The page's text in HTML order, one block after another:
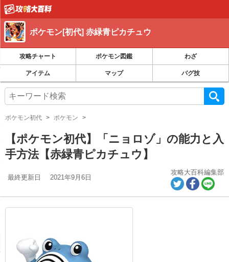
ポケモン[初代] 赤緑青ピカチュウ
攻略チャート ポケモン図鑑 わざ
アイテム マップ バグ技
ポケモン初代 ポケモン
【ポケモン初代】「ニョロゾ」の能力と入
手方法【赤緑青ピカチュウ】
最終更新日 2021年9月6日
攻略大百科編集部